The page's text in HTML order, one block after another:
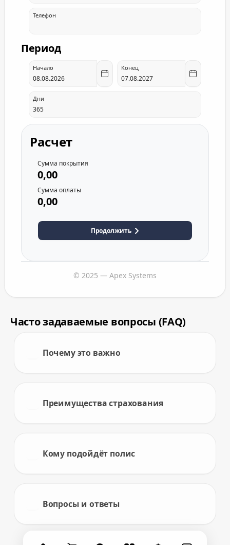
Телефон
Период
Начало Конец
Дни
Расчет
Сумма покрытия
0,00
Сумма оплаты
0,00
Продолжить
© 2025 — Apex Systems
Часто задаваемые вопросы (FAQ)
Почему это важно
Преимущества страхования
Кому подойдёт полис
Вопросы и ответы